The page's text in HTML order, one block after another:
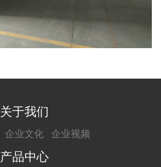
关于我们
企业文化 企业视频
产品中心